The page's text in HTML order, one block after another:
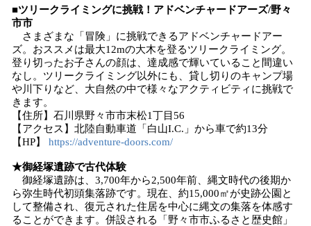
■ツリークライミングに挑戦！アドベンチャードアーズ/野々
市市
さまざまな「冒険」に挑戦できるアドベンチャードアー
ズ。おススメは最大12mの大木を登るツリークライミング。
登り切ったお子さんの顔は、達成感で輝いていること間違い
なし。ツリークライミング以外にも、貸し切りのキャンプ場
や川下りなど、大自然の中で様々なアクティビティに挑戦で
きます。
【住所】石川県野々市市末松1丁目56
【アクセス】北陸自動車道「白山I.C.」から車で約13分
【HP】 https://adventure-doors.com/
★御経塚遺跡で古代体験
御経塚遺跡は、3,700年から2,500年前、縄文時代の後期か
ら弥生時代初頭集落跡です。現在、約15,000㎡が史跡公園と
して整備され、復元された住居を中心に縄文の集落を体感す
ることができます。併設される「野々市市ふるさと歴史館」